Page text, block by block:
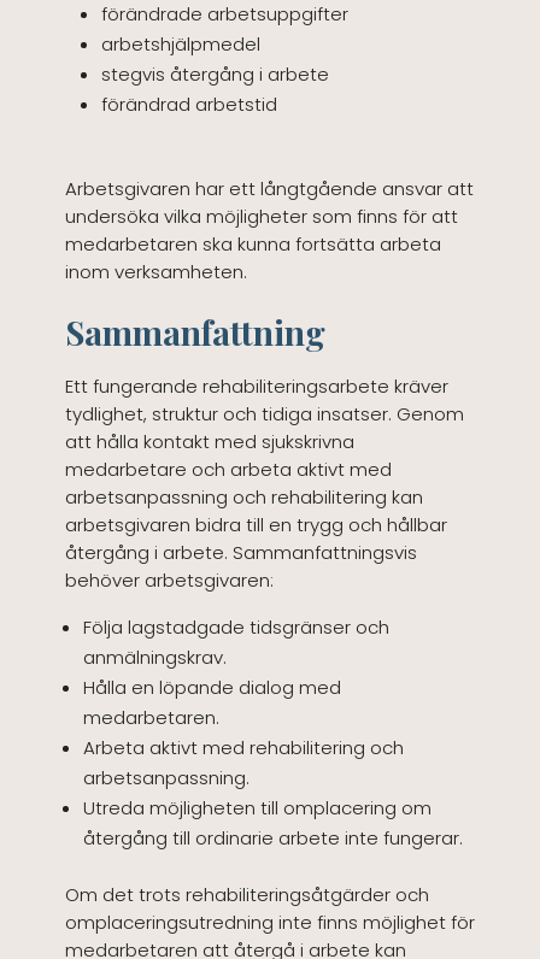
förändrade arbetsuppgifter
arbetshjälpmedel
stegvis återgång i arbete
förändrad arbetstid
Arbetsgivaren har ett långtgående ansvar att
undersöka vilka möjligheter som finns för att
medarbetaren ska kunna fortsätta arbeta
inom verksamheten.
Sammanfattning
Ett fungerande rehabiliteringsarbete kräver
tydlighet, struktur och tidiga insatser. Genom
att hålla kontakt med sjukskrivna
medarbetare och arbeta aktivt med
arbetsanpassning och rehabilitering kan
arbetsgivaren bidra till en trygg och hållbar
återgång i arbete. Sammanfattningsvis
behöver arbetsgivaren:
Följa lagstadgade tidsgränser och
anmälningskrav.
Hålla en löpande dialog med
medarbetaren.
Arbeta aktivt med rehabilitering och
arbetsanpassning.
Utreda möjligheten till omplacering om
återgång till ordinarie arbete inte fungerar.
Om det trots rehabiliteringsåtgärder och
omplaceringsutredning inte finns möjlighet för
medarbetaren att återgå i arbete kan